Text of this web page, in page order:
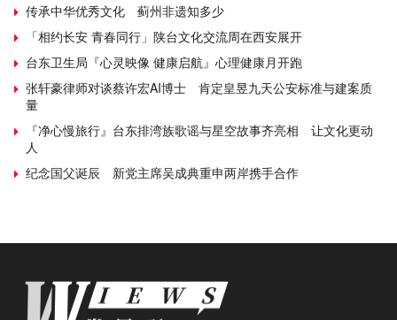
传承中华优秀文化 蓟州非遗知多少
「相约长安 青春同行」陕台文化交流周在西安展开
台东卫生局『心灵映像 健康启航』心理健康月开跑
张轩豪律师对谈蔡许宏AI博士 肯定皇昱九天公安标准与建案质
量
『净心慢旅行』台东排湾族歌谣与星空故事齐亮相 让文化更动
人
纪念国父诞辰 新党主席吴成典重申两岸携手合作